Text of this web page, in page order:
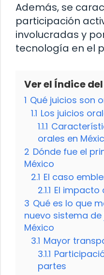
Además, se
participación
involucradas y
tecnología en el
Ver el Índice
1 Qué juicios son
1.1 Los juicios
1.1.1
orales en
2 Dónde fue el
México
2.1 El caso
2.1.1 El impacto
3 Qué es lo que
nuevo sistema
México
3.1 Mayor
3.1.1
partes